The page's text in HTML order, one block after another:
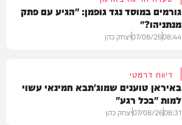
גורמים במוסד נגד גופמן: "הגיע עם פתק
מנתניהו?"
08:44
07/08/26יצחק כהן
דיווח דרמטי
באיראן טוענים שמוג'תבא חמינאי עשוי
למות "בכל רגע"
08:31
07/08/26יצחק כהן